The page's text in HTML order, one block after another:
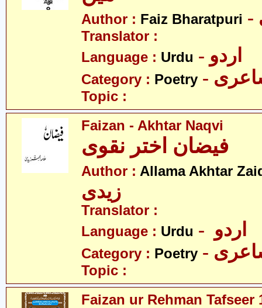
Author : Faiz Bharatpuri
Translator :
Language : Urdu - اردو
Category : Poetry
Topic :
Faizan - Akhtar Naqvi
فیضان اختر نقوی
Author : Allama Akhtar
زیدی
Translator :
Language : Urdu
Category : Poetry
Topic :
Faizan ur Rehman Tafseer